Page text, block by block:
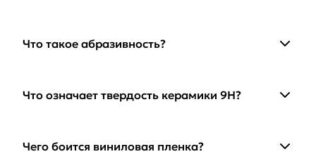
Что такое абразивность?
Что означает твердость керамики 9H?
Чего боится виниловая пленка?